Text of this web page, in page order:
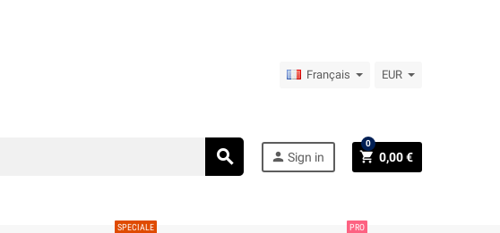
Français EUR
search person Sign in shopping_cart 0,00 €
0
SPECIALE PRO